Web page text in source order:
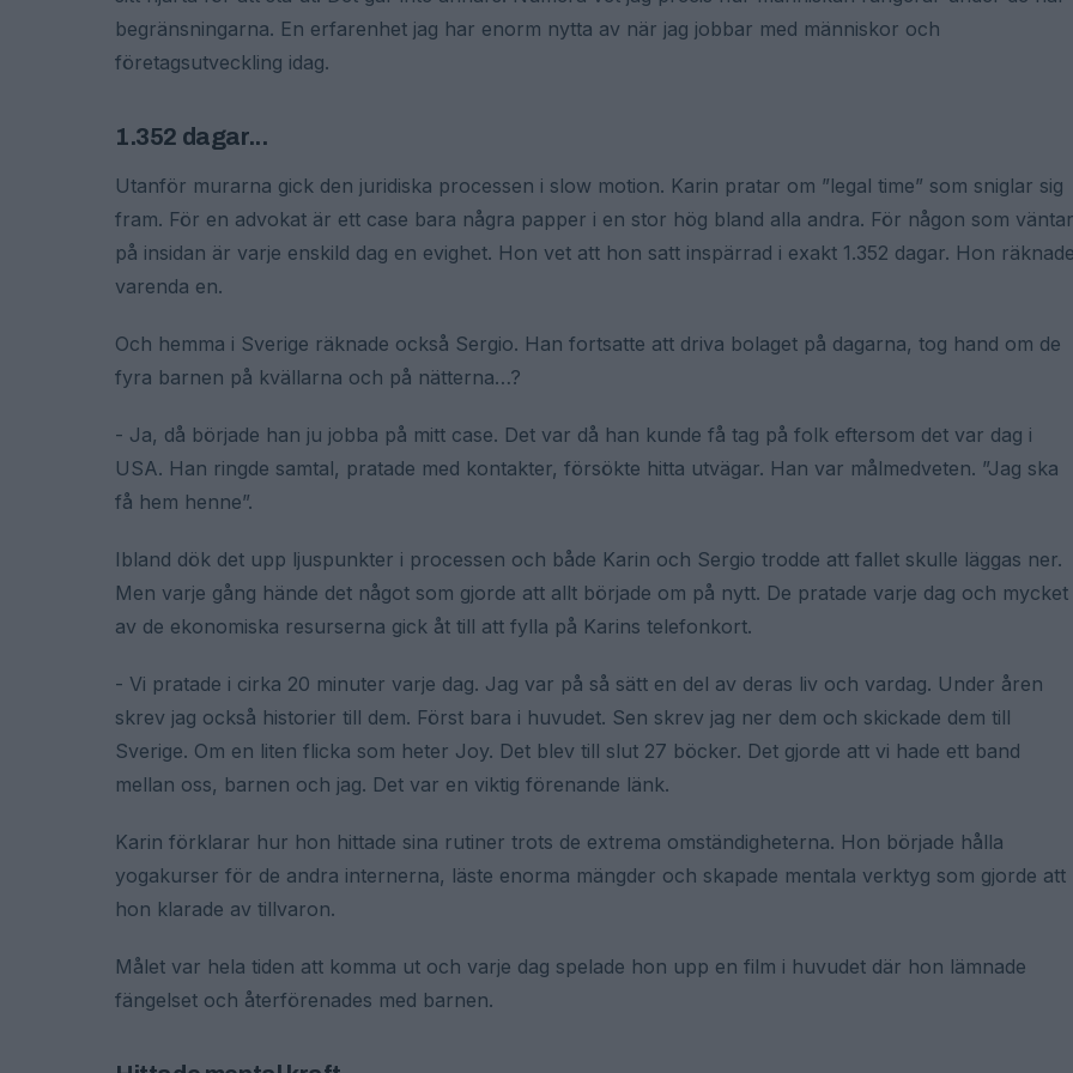
begränsningarna. En erfarenhet jag har enorm nytta av när jag jobbar med människor och
företagsutveckling idag.
1.352 dagar...
Utanför murarna gick den juridiska processen i slow motion. Karin pratar om ”legal time” som sniglar sig
fram. För en advokat är ett case bara några papper i en stor hög bland alla andra. För någon som väntar
på insidan är varje enskild dag en evighet. Hon vet att hon satt inspärrad i exakt 1.352 dagar. Hon
varenda en.
Och hemma i Sverige räknade också Sergio. Han fortsatte att driva bolaget på dagarna, tog hand om de
fyra barnen på kvällarna och på nätterna…?
- Ja, då började han ju jobba på mitt case. Det var då han kunde få tag på folk eftersom det var dag i
USA. Han ringde samtal, pratade med kontakter, försökte hitta utvägar. Han var målmedveten. ”Jag ska
få hem henne”.
Ibland dök det upp ljuspunkter i processen och både Karin och Sergio trodde att fallet skulle läggas ner.
Men varje gång hände det något som gjorde att allt började om på nytt. De pratade varje dag och mycket
av de ekonomiska resurserna gick åt till att fylla på Karins telefonkort.
- Vi pratade i cirka 20 minuter varje dag. Jag var på så sätt en del av deras liv och vardag. Under åren
skrev jag också historier till dem. Först bara i huvudet. Sen skrev jag ner dem och skickade dem till
Sverige. Om en liten flicka som heter Joy. Det blev till slut 27 böcker. Det gjorde att vi hade ett band
mellan oss, barnen och jag. Det var en viktig förenande länk.
Karin förklarar hur hon hittade sina rutiner trots de extrema omständigheterna. Hon började hålla
yogakurser för de andra internerna, läste enorma mängder och skapade mentala verktyg som gjorde att
hon klarade av tillvaron.
Målet var hela tiden att komma ut och varje dag spelade hon upp en film i huvudet där hon lämnade
fängelset och återförenades med barnen.